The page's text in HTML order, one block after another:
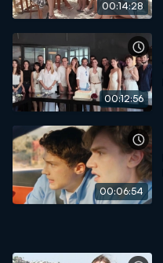
00:14:28
00:12:56
00:06:54